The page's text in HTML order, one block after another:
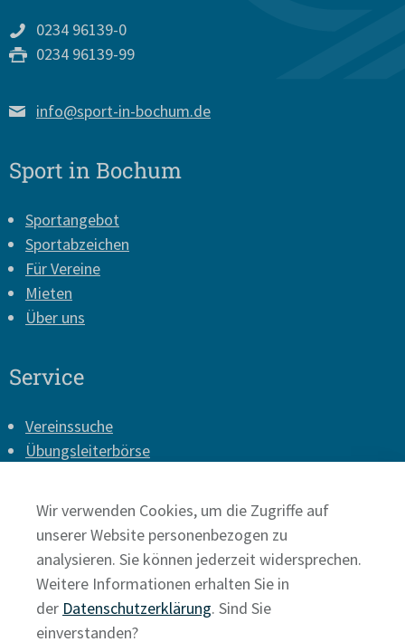
0234 96139-0
0234 96139-99
info@sport-in-bochum.de
Sport in Bochum
Sportangebot
Sportabzeichen
Für Vereine
Mieten
Über uns
Service
Vereinssuche
Übungsleiterbörse
Impressum
Datenschutz
Wir verwenden Cookies, um die Zugriffe auf
unserer Website personenbezogen zu
analysieren. Sie können jederzeit widersprechen.
Weitere Informationen erhalten Sie in
der Datenschutzerklärung. Sind Sie
einverstanden?